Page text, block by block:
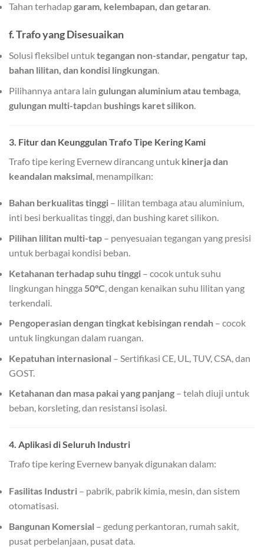
Tahan terhadapgaram, kelembapan, dan getaran.
f. Trafo yang Disesuaikan
Solusi fleksibel untuktegangan non-standar, pengatur tap,
bahan lilitan, dan kondisi lingkungan.
Pilihannya antara lain gulungan aluminium atau tembaga,
gulungan multi-tapdan bushings karet silikon.
3. Fitur dan Keunggulan Trafo Tipe Kering Kami
Trafo tipe kering Evernew dirancang untuk kinerja dan
keandalan maksimal , menampilkan:
Bahan berkualitas tinggi – lilitan tembaga atau aluminium,
inti besi berkualitas tinggi, dan bushing karet silikon.
Pilihan lilitan multi-tap – penyesuaian tegangan yang presisi
untuk berbagai kondisi beban.
Ketahanan terhadap suhu tinggi – cocok untuk suhu
lingkungan hingga 50°C , dengan kenaikan suhu lilitan yang
terkendali.
Pengoperasian dengan tingkat kebisingan rendah – cocok
untuk lingkungan dalam ruangan.
Kepatuhan internasional – Sertifikasi CE, UL, TUV, CSA, dan
GOST.
Ketahanan dan masa pakai yang panjang – telah diuji untuk
beban, korsleting, dan resistansi isolasi.
4. Aplikasi di Seluruh Industri
Trafo tipe kering Evernew banyak digunakan dalam:
Fasilitas Industri – pabrik, pabrik kimia, mesin, dan sistem
otomatisasi.
Bangunan Komersial – gedung perkantoran, rumah sakit,
pusat perbelanjaan, pusat data.